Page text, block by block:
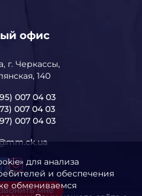
офис
г. Черкассы,
140
007 04 03
007 04 03
007 04 03
мне
для анализа
и обеспечения
обмениваемся